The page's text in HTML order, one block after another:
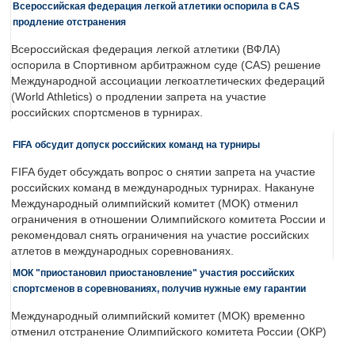
Всероссийская федерация легкой атлетики оспорила в CAS
продление отстранения
Всероссийская федерация легкой атлетики (ВФЛА)
оспорила в Спортивном арбитражном суде (CAS) решение
Международной ассоциации легкоатлетических федераций
(World Athletics) о продлении запрета на участие
российских спортсменов в турнирах.
FIFA обсудит допуск российских команд на турниры
FIFA будет обсуждать вопрос о снятии запрета на участие
российских команд в международных турнирах. Накануне
Международный олимпийский комитет (МОК) отменил
ограничения в отношении Олимпийского комитета России и
рекомендовал снять ограничения на участие российских
атлетов в международных соревнованиях.
МОК "приостановил приостановление" участия российских
спортсменов в соревнованиях, получив нужные ему гарантии
Международный олимпийский комитет (МОК) временно
отменил отстранение Олимпийского комитета России (ОКР)